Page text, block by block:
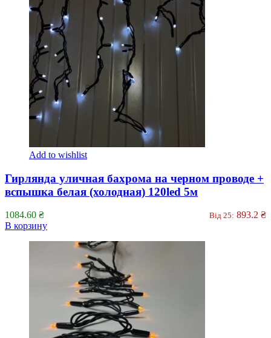
Add to wishlist
Гирлянда уличная бахрома на черном проводе +
вспышка белая (холодная) 120led 5м
1084.60 ₴ Від 25: 893.2 ₴
В корзину